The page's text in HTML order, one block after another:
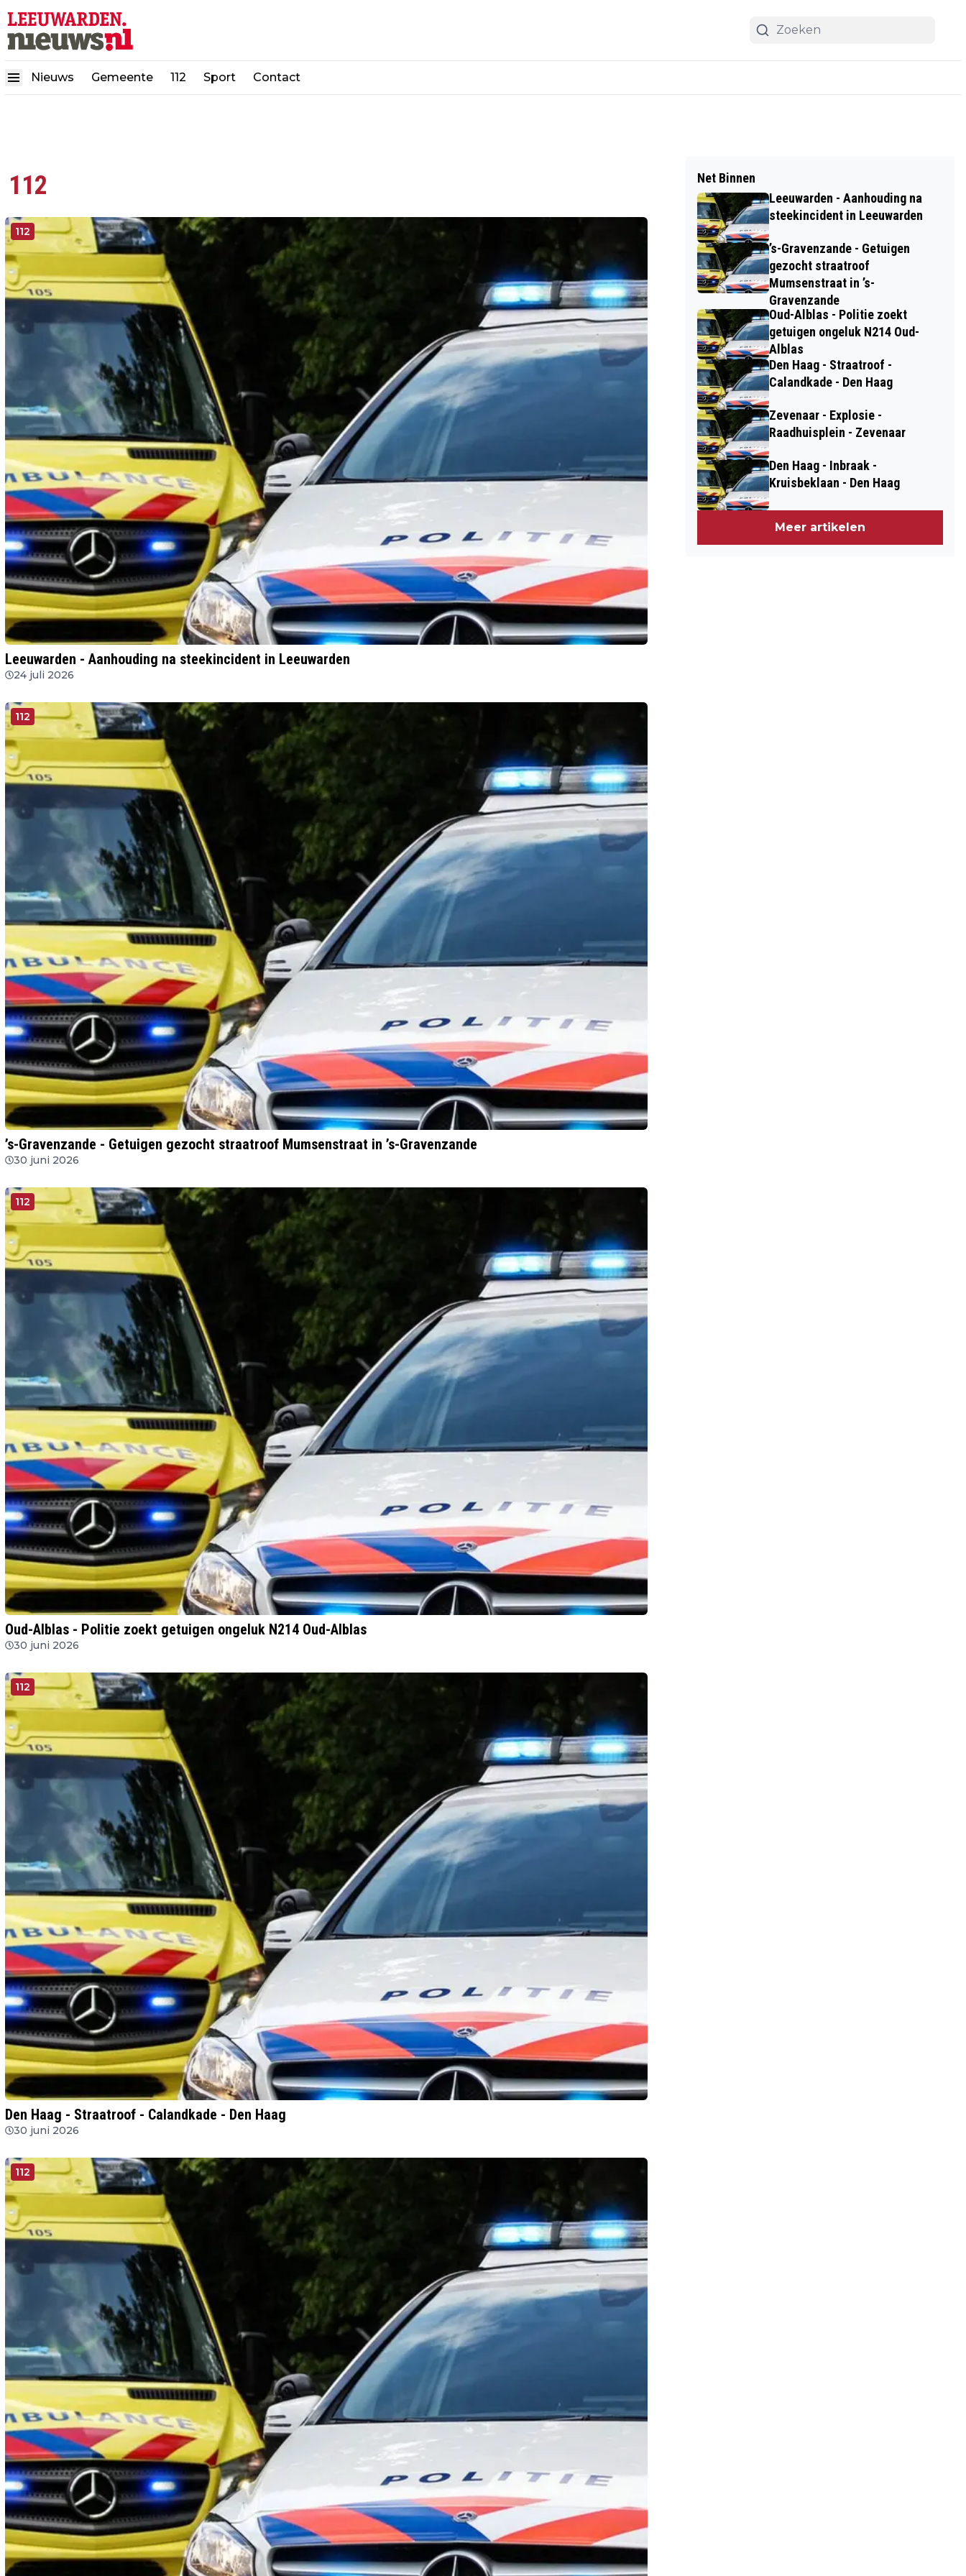
Nieuws Gemeente 112 Sport Contact
112
112
Leeuwarden - Aanhouding na steekincident in Leeuwarden
24 juli 2026
112
’s-Gravenzande - Getuigen gezocht straatroof Mumsenstraat in ’s-Gravenzande
30 juni 2026
112
Oud-Alblas - Politie zoekt getuigen ongeluk N214 Oud-Alblas
30 juni 2026
112
Den Haag - Straatroof - Calandkade - Den Haag
30 juni 2026
112
Net Binnen
Leeuwarden - Aanhouding na
steekincident in Leeuwarden
’s-Gravenzande - Getuigen
gezocht straatroof
Mumsenstraat in ’s-
Gravenzande
Oud-Alblas - Politie zoekt
getuigen ongeluk N214 Oud-
Alblas
Den Haag - Straatroof -
Calandkade - Den Haag
Zevenaar - Explosie -
Raadhuisplein - Zevenaar
Den Haag - Inbraak -
Kruisbeklaan - Den Haag
Meer artikelen